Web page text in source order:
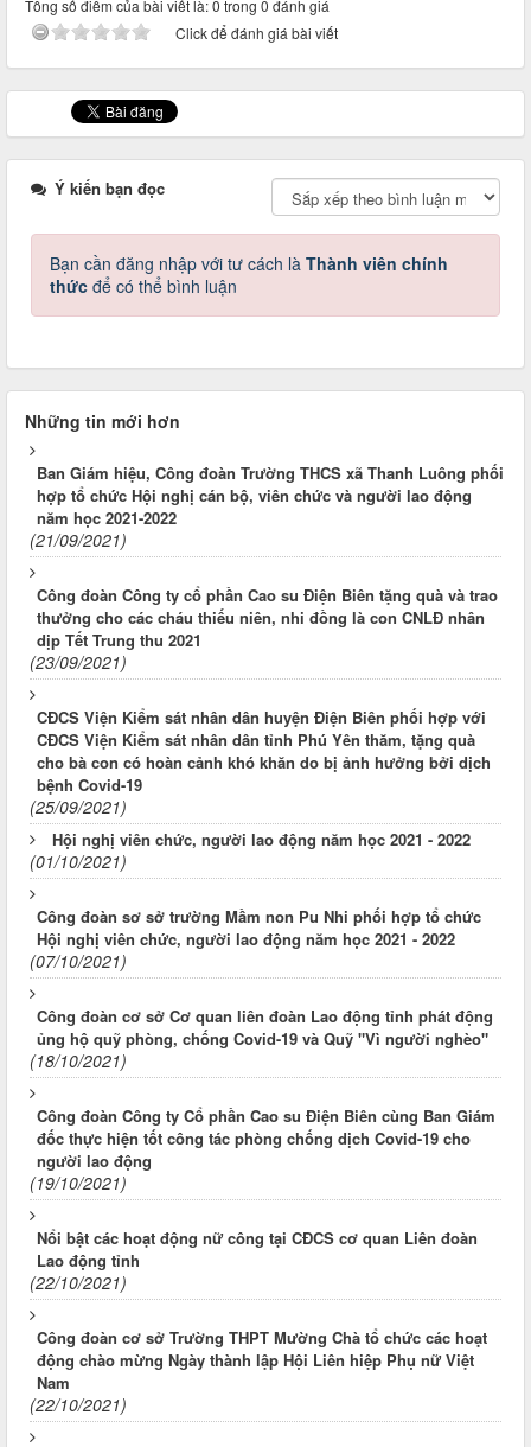
Tổng số điểm của bài viết là: 0 trong 0 đánh giá
Click để đánh giá bài viết
Ý kiến bạn đọc
Bạn cần đăng nhập với tư cách là Thành viên chính
thức để có thể bình luận
Những tin mới hơn
Ban Giám hiệu, Công đoàn Trường THCS xã Thanh Luông phối
hợp tổ chức Hội nghị cán bộ, viên chức và người lao động
năm học 2021-2022
(21/09/2021)
Công đoàn Công ty cổ phần Cao su Điện Biên tặng quà và trao
thưởng cho các cháu thiếu niên, nhi đồng là con CNLĐ nhân
dịp Tết Trung thu 2021
(23/09/2021)
CĐCS Viện Kiểm sát nhân dân huyện Điện Biên phối hợp với
CĐCS Viện Kiểm sát nhân dân tỉnh Phú Yên thăm, tặng quà
cho bà con có hoàn cảnh khó khăn do bị ảnh hưởng bởi dịch
bệnh Covid-19
(25/09/2021)
Hội nghị viên chức, người lao động năm học 2021 - 2022
(01/10/2021)
Công đoàn sơ sở trường Mầm non Pu Nhi phối hợp tổ chức
Hội nghị viên chức, người lao động năm học 2021 - 2022
(07/10/2021)
Công đoàn cơ sở Cơ quan liên đoàn Lao động tỉnh phát động
ủng hộ quỹ phòng, chống Covid-19 và Quỹ "Vì người nghèo"
(18/10/2021)
Công đoàn Công ty Cổ phần Cao su Điện Biên cùng Ban Giám
đốc thực hiện tốt công tác phòng chống dịch Covid-19 cho
người lao động
(19/10/2021)
Nổi bật các hoạt động nữ công tại CĐCS cơ quan Liên đoàn
Lao động tỉnh
(22/10/2021)
Công đoàn cơ sở Trường THPT Mường Chà tổ chức các hoạt
động chào mừng Ngày thành lập Hội Liên hiệp Phụ nữ Việt
Nam
(22/10/2021)